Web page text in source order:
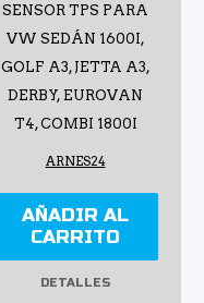
SENSOR TPS PARA
VW SEDÁN 1600I,
GOLF A3, JETTA A3,
DERBY, EUROVAN
T4, COMBI 1800I
ARNES24
AÑADIR AL
CARRITO
DETALLES